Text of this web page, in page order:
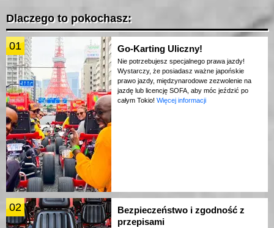
Dlaczego to pokochasz:
01 Go-Karting Uliczny!
Nie potrzebujesz specjalnego prawa jazdy!
Wystarczy, że posiadasz ważne japońskie
prawo jazdy, międzynarodowe zezwolenie na
jazdę lub licencję SOFA, aby móc jeździć po
całym Tokio! Więcej informacji
02
Bezpieczeństwo i zgodność z
przepisami